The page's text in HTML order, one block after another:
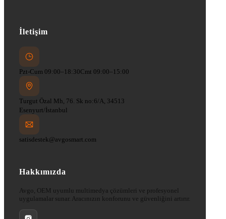
İletişim
Pzt-Cum 09:00–18:30Cmt 09:00–15:00
Turgut Özal Mh, 76. Sk no:6/A, 34513
Esenyurt/İstanbul
satisdestek@avgosmart.com
Hakkımızda
Avgo, OEM uyumlu multimedya çözümleri ve profesyonel
uygulamalar sunar. Aracınızın konforunu ve güvenliğini artırır.